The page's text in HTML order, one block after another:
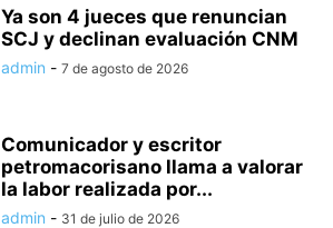
Ya son 4 jueces que renuncian
SCJ y declinan evaluación CNM
admin - 7 de agosto de 2026
Comunicador y escritor
petromacorisano llama a valorar
la labor realizada por...
admin - 31 de julio de 2026